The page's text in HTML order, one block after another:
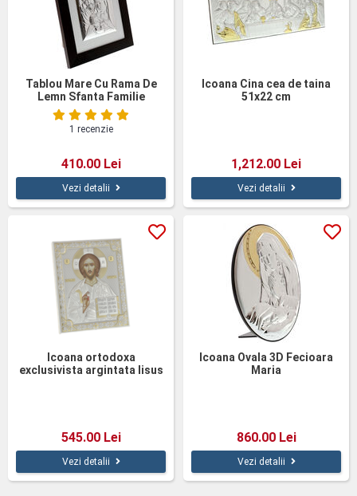
Tablou Mare Cu Rama De
Lemn Sfanta Familie
1 recenzie
410.00 Lei
Vezi detalii
Icoana Cina cea de taina
51x22 cm
1,212.00 Lei
Vezi detalii
Icoana ortodoxa
exclusivista argintata Iisus
545.00 Lei
Vezi detalii
Icoana Ovala 3D Fecioara
Maria
860.00 Lei
Vezi detalii